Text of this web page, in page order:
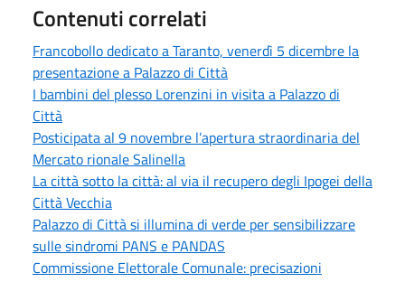
Contenuti correlati
Francobollo dedicato a Taranto, venerdì 5 dicembre la
presentazione a Palazzo di Città
I bambini del plesso Lorenzini in visita a Palazzo di
Città
Posticipata al 9 novembre l’apertura straordinaria del
Mercato rionale Salinella
La città sotto la città: al via il recupero degli Ipogei della
Città Vecchia
Palazzo di Città si illumina di verde per sensibilizzare
sulle sindromi PANS e PANDAS
Commissione Elettorale Comunale: precisazioni